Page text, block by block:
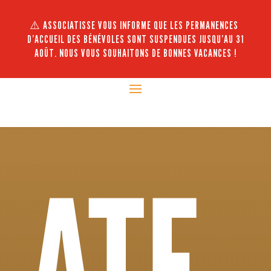
⚠️ ASSOCIATISSE VOUS INFORME QUE LES PERMANENCES
D’ACCUEIL DES BÉNÉVOLES SONT SUSPENDUES JUSQU’AU 31
AOÛT. NOUS VOUS SOUHAITONS DE BONNES VACANCES !